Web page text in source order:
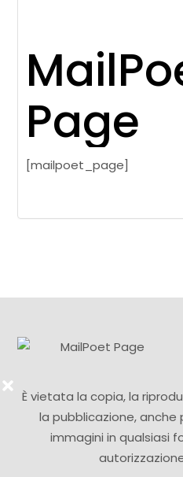
Page
[mailpoet_page]
È vietata la copia, la
la pubblicazione, anche
immagini in qualsiasi